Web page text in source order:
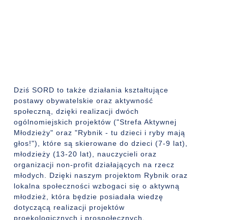
Dziś SORD to także działania kształtujące
postawy obywatelskie oraz aktywność
społeczną, dzięki realizacji dwóch
ogólnomiejskich projektów ("Strefa Aktywnej
Młodzieży" oraz "Rybnik - tu dzieci i ryby mają
głos!"), które są skierowane do dzieci (7-9 lat),
młodzieży (13-20 lat), nauczycieli oraz
organizacji non-profit działających na rzecz
młodych. Dzięki naszym projektom Rybnik oraz
lokalna społeczności wzbogaci się o aktywną
młodzież, która będzie posiadała wiedzę
dotyczącą realizacji projektów
proekologicznych i prospołecznych.